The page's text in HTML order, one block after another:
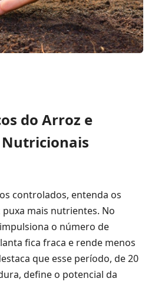
do Arroz e
Nutricionais
controlados, entenda os
mais nutrientes. No
o número de
fica fraca e rende menos
que esse período, de 20
define o potencial da